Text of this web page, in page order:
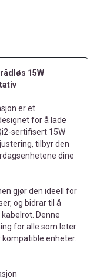
15W
er et
for å lade
sertifisert 15W
tilbyr den
dine
gjør den ideell for
og bidrar til å
Denne
for alle som leter
enheter.